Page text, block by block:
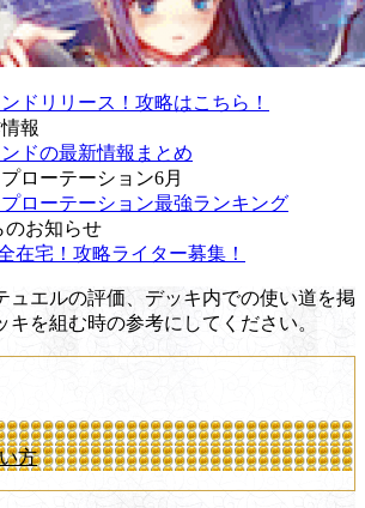
ドリリース！攻略はこちら！
報
ドの最新情報まとめ
ローテーション6月
ローテーション最強ランキング
のお知らせ
在宅！攻略ライター募集！
ュエルの評価、デッキ内での使い道を掲
キを組む時の参考にしてください。
方